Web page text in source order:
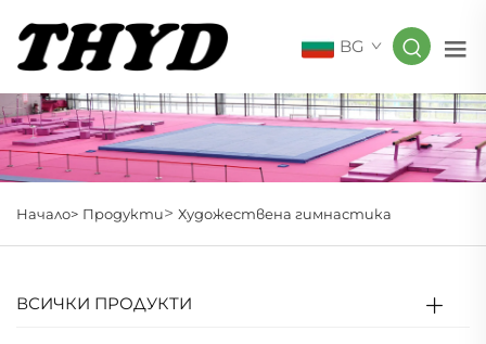
BG
Начало> Продукти> Художествена гимнастика
ВСИЧКИ ПРОДУКТИ